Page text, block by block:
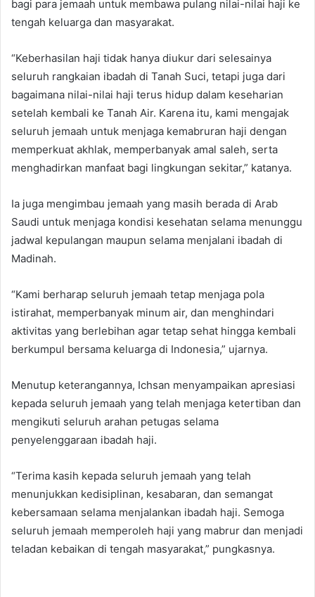
bagi para jemaah untuk membawa pulang nilai-nilai haji ke
tengah keluarga dan masyarakat.
“Keberhasilan haji tidak hanya diukur dari selesainya
seluruh rangkaian ibadah di Tanah Suci, tetapi juga dari
bagaimana nilai-nilai haji terus hidup dalam keseharian
setelah kembali ke Tanah Air. Karena itu, kami mengajak
seluruh jemaah untuk menjaga kemabruran haji dengan
memperkuat akhlak, memperbanyak amal saleh, serta
menghadirkan manfaat bagi lingkungan sekitar,” katanya.
Ia juga mengimbau jemaah yang masih berada di Arab
Saudi untuk menjaga kondisi kesehatan selama menunggu
jadwal kepulangan maupun selama menjalani ibadah di
Madinah.
“Kami berharap seluruh jemaah tetap menjaga pola
istirahat, memperbanyak minum air, dan menghindari
aktivitas yang berlebihan agar tetap sehat hingga kembali
berkumpul bersama keluarga di Indonesia,” ujarnya.
Menutup keterangannya, Ichsan menyampaikan apresiasi
kepada seluruh jemaah yang telah menjaga ketertiban dan
mengikuti seluruh arahan petugas selama
penyelenggaraan ibadah haji.
“Terima kasih kepada seluruh jemaah yang telah
menunjukkan kedisiplinan, kesabaran, dan semangat
kebersamaan selama menjalankan ibadah haji. Semoga
seluruh jemaah memperoleh haji yang mabrur dan menjadi
teladan kebaikan di tengah masyarakat,” pungkasnya.